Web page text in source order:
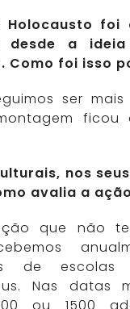
Holocausto foi
desde a
Como foi isso
ser
ficou
nos
avalia a
que não
de escolas
Nas datas